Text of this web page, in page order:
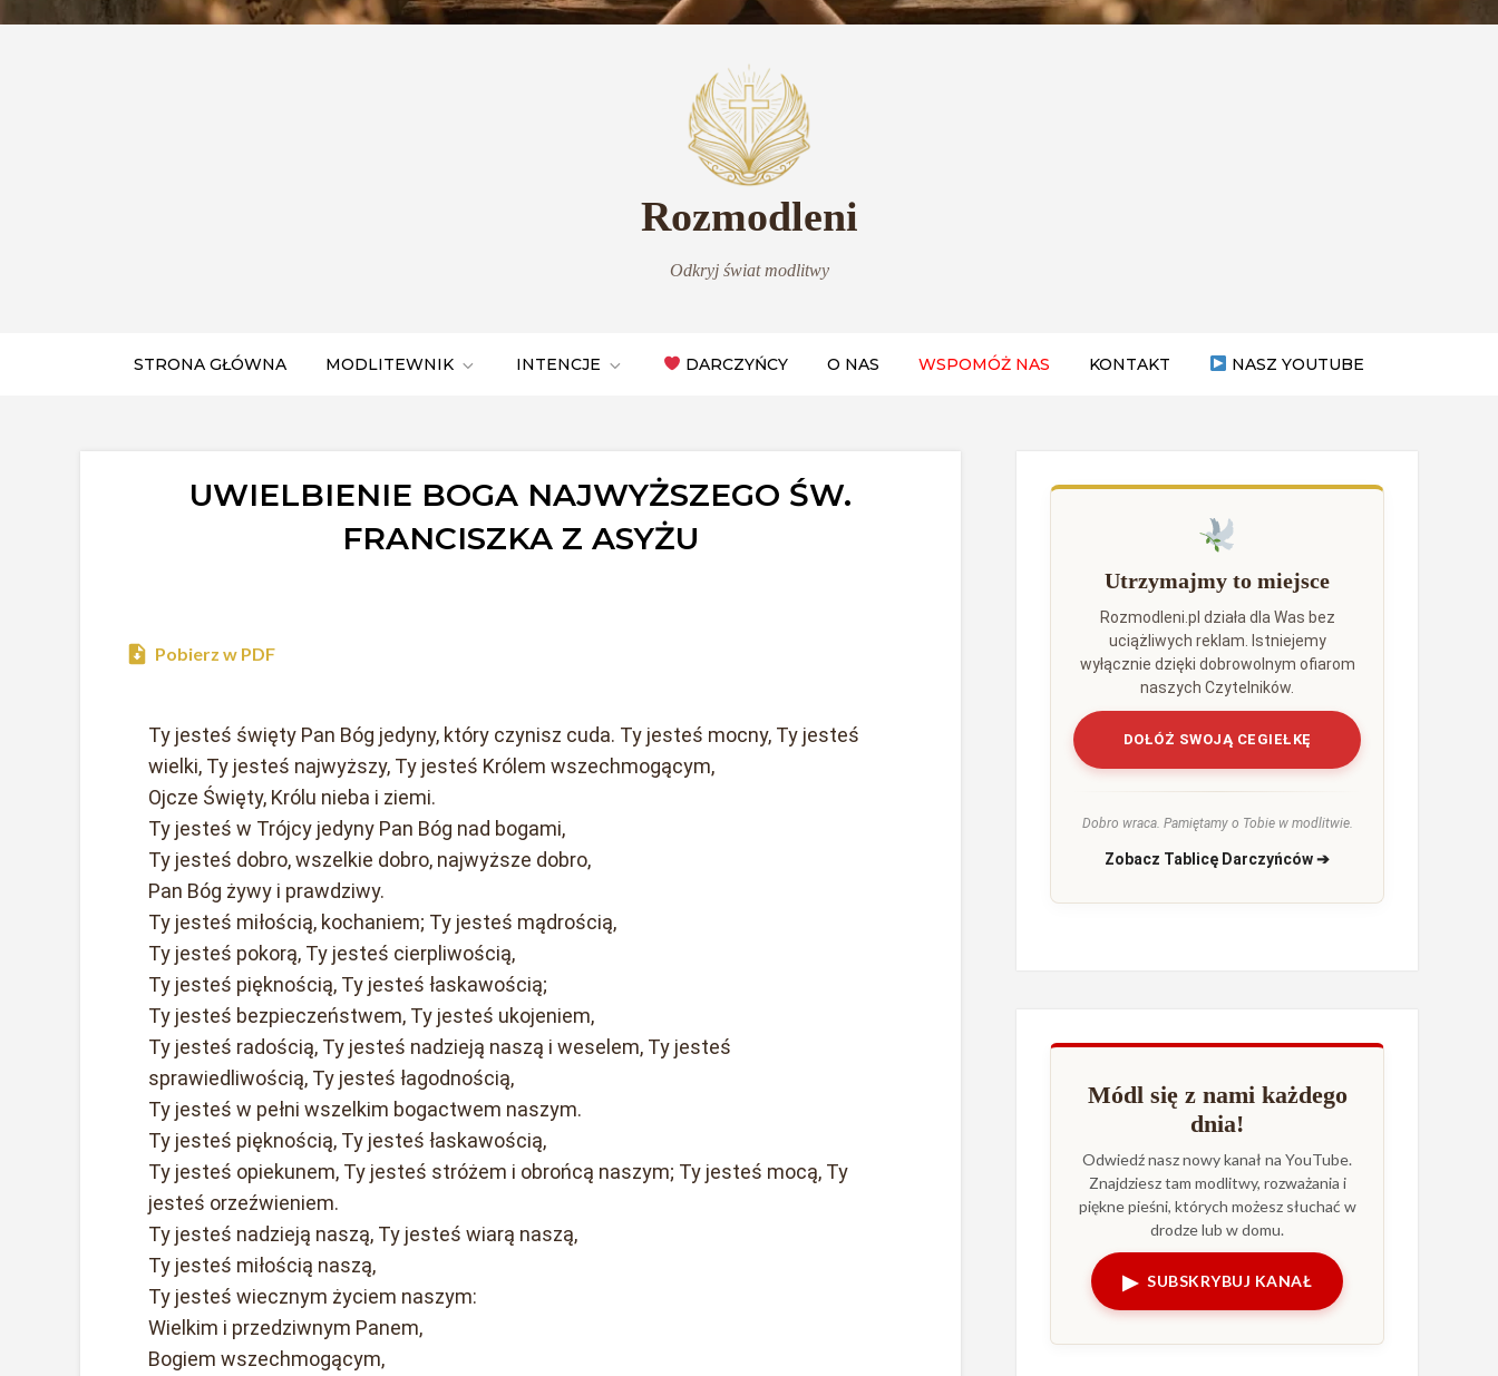
Rozmodleni
Odkryj świat modlitwy
STRONA GŁÓWNA MODLITEWNIK INTENCJE DARCZYŃCY O NAS WSPOMÓŻ NAS KONTAKT NASZ YOUTUBE
UWIELBIENIE BOGA NAJWYŻSZEGO ŚW.
FRANCISZKA Z ASYŻU
Pobierz w PDF
Ty jesteś święty Pan Bóg jedyny, który czynisz cuda. Ty jesteś mocny, Ty jesteś
wielki, Ty jesteś najwyższy, Ty jesteś Królem wszechmogącym,
Ojcze Święty, Królu nieba i ziemi.
Ty jesteś w Trójcy jedyny Pan Bóg nad bogami,
Ty jesteś dobro, wszelkie dobro, najwyższe dobro,
Pan Bóg żywy i prawdziwy.
Ty jesteś miłością, kochaniem; Ty jesteś mądrością,
Ty jesteś pokorą, Ty jesteś cierpliwością,
Ty jesteś pięknością, Ty jesteś łaskawością;
Ty jesteś bezpieczeństwem, Ty jesteś ukojeniem,
Ty jesteś radością, Ty jesteś nadzieją naszą i weselem, Ty jesteś
sprawiedliwością, Ty jesteś łagodnością,
Ty jesteś w pełni wszelkim bogactwem naszym.
Ty jesteś pięknością, Ty jesteś łaskawością,
Ty jesteś opiekunem, Ty jesteś stróżem i obrońcą naszym; Ty jesteś mocą, Ty
jesteś orzeźwieniem.
Ty jesteś nadzieją naszą, Ty jesteś wiarą naszą,
Ty jesteś miłością naszą,
Ty jesteś wiecznym życiem naszym:
Wielkim i przedziwnym Panem,
Bogiem wszechmogącym,
Utrzymajmy to miejsce
Rozmodleni.pl działa dla Was bez
uciążliwych reklam. Istniejemy
wyłącznie dzięki dobrowolnym ofiarom
naszych Czytelników.
DOŁÓŻ SWOJĄ CEGIEŁKĘ
Dobro wraca. Pamiętamy o Tobie w modlitwie.
Zobacz Tablicę Darczyńców ➔
Módl się z nami każdego
dnia!
Odwiedź nasz nowy kanał na YouTube.
Znajdziesz tam modlitwy, rozważania i
piękne pieśni, których możesz słuchać w
drodze lub w domu.
▶ SUBSKRYBUJ KANAŁ